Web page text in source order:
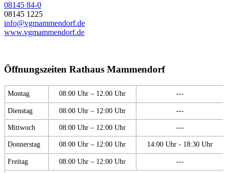
08145 84-0
08145 1225
info@vgmammendorf.de
www.vgmammendorf.de
Öffnungszeiten Rathaus Mammendorf
Montag 08:00 Uhr – 12:00 Uhr ---
Dienstag 08:00 Uhr – 12:00 Uhr ---
Mittwoch 08:00 Uhr – 12:00 Uhr ---
Donnerstag 08:00 Uhr – 12:00 Uhr 14:00 Uhr - 18:30 Uhr
Freitag 08:00 Uhr – 12:00 Uhr ---